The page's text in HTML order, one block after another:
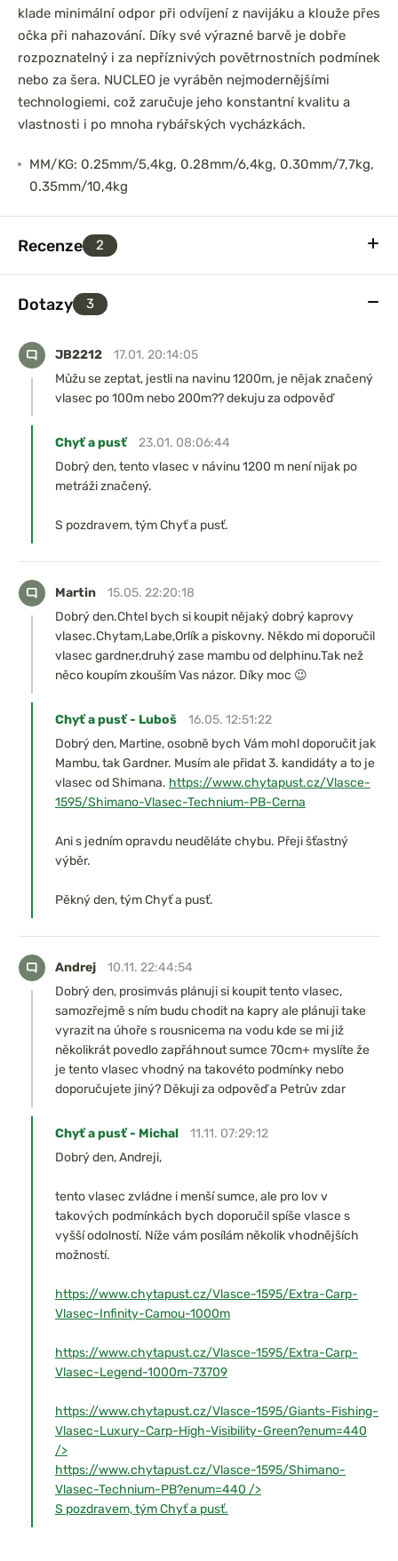
klade minimální odpor při odvíjení z navijáku a klouže přes
očka při nahazování. Díky své výrazné barvě je dobře
rozpoznatelný i za nepříznivých povětrnostních podmínek
nebo za šera. NUCLEO je vyráběn nejmodernějšími
technologiemi, což zaručuje jeho konstantní kvalitu a
vlastnosti i po mnoha rybářských vycházkách.
MM/KG: 0.25mm/5,4kg, 0.28mm/6,4kg, 0.30mm/7,7kg,
0.35mm/10,4kg
Recenze 2
Dotazy 3
JB2212
17.01. 20:14:05
Můžu se zeptat, jestli na navinu 1200m, je nějak značený
vlasec po 100m nebo 200m?? dekuju za odpověď
Chyť a pusť
23.01. 08:06:44
Dobrý den, tento vlasec v návinu 1200 m není nijak po
metráži značený.
S pozdravem, tým Chyť a pusť.
Martin
15.05. 22:20:18
Dobrý den.Chtel bych si koupit nějaký dobrý kaprovy
vlasec.Chytam,Labe,Orlík a piskovny. Někdo mi doporučil
vlasec gardner,druhý zase mambu od delphinu.Tak než
něco koupím zkouším Vas názor. Díky moc 😉
Chyť a pusť - Luboš
16.05. 12:51:22
Dobrý den, Martine, osobně bych Vám mohl doporučit jak
Mambu, tak Gardner. Musím ale přidat 3. kandidáty a to je
vlasec od Shimana. https://www.chytapust.cz/Vlasce-
1595/Shimano-Vlasec-Technium-PB-Cerna
Ani s jedním opravdu neuděláte chybu. Přeji šťastný
výběr.
Pěkný den, tým Chyť a pusť.
Andrej
10.11. 22:44:54
Dobrý den, prosimvás plánuji si koupit tento vlasec,
samozřejmě s ním budu chodit na kapry ale plánuji take
vyrazit na úhoře s rousnicema na vodu kde se mi již
několikrát povedlo zapřáhnout sumce 70cm+ myslíte že
je tento vlasec vhodný na takovéto podmínky nebo
doporučujete jiný? Děkuji za odpověď a Petrův zdar
Chyť a pusť - Michal
11.11. 07:29:12
Dobrý den, Andreji,
tento vlasec zvládne i menší sumce, ale pro lov v
takových podmínkách bych doporučil spíše vlasce s
vyšší odolností. Níže vám posílám několik vhodnějších
možností.
https://www.chytapust.cz/Vlasce-1595/Extra-Carp-
Vlasec-Infinity-Camou-1000m
https://www.chytapust.cz/Vlasce-1595/Extra-Carp-
Vlasec-Legend-1000m-73709
https://www.chytapust.cz/Vlasce-1595/Giants-Fishing-
Vlasec-Luxury-Carp-High-Visibility-Green?enum=440
/>
https://www.chytapust.cz/Vlasce-1595/Shimano-
Vlasec-Technium-PB?enum=440 />
S pozdravem, tým Chyť a pusť.